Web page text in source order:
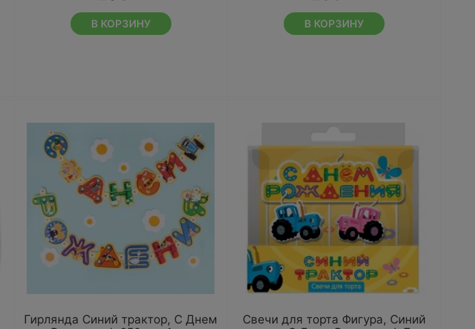
В КОРЗИНУ В КОРЗИНУ
Гирлянда Синий трактор, С Днем
Свечи для торта Фигура, Синий